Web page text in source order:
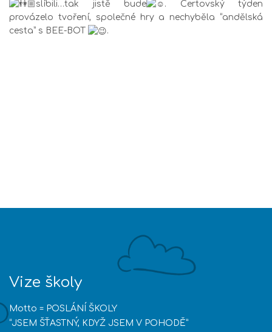
slíbili…tak jistě bude
. Čertovský týden
provázelo tvoření, společné hry a nechyběla “andělská
cesta” s BEE-BOT
.
Vize školy
Motto = POSLÁNÍ ŠKOLY
“JSEM ŠŤASTNÝ, KDYŽ JSEM V POHODĚ”